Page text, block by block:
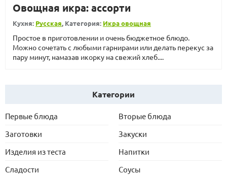
Овощная икра: ассорти
Кухня: Русская, Категория: Икра овощная
Простое в приготовлении и очень бюджетное блюдо.
Можно сочетать с любыми гарнирами или делать перекус за
пару минут, намазав икорку на свежий хлеб....
Категории
Первые блюда
Вторые блюда
Заготовки
Закуски
Изделия из теста
Напитки
Сладости
Соусы